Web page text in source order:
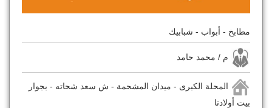
مطابخ - أبواب - شبابيك
م / محمد حامد
المحلة الكبرى - ميدان المشحمة - ش سعد شحاته - بجوار
بيت أولادنا